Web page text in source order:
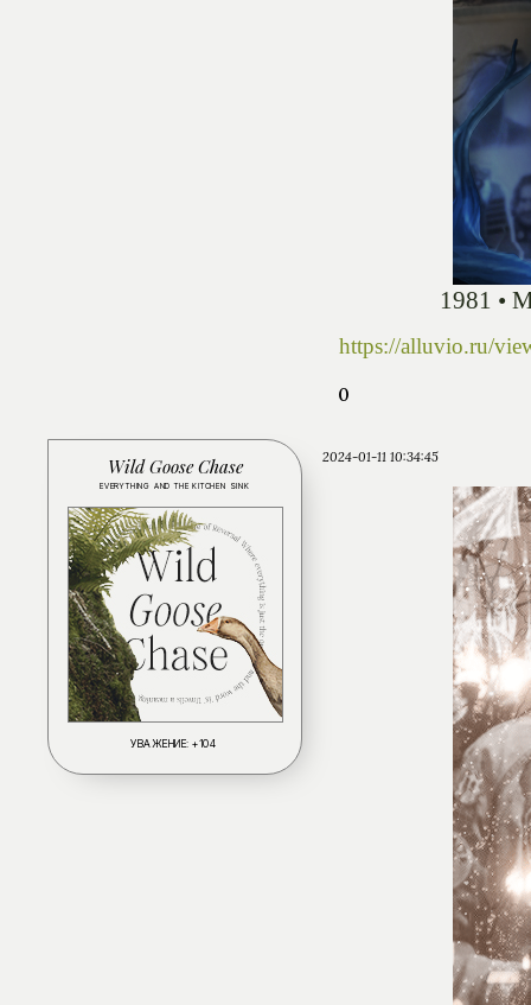
1981 •
https://alluvio.ru/
0
2024-01-11 10:34:45
Wild Goose Chase
EVERYTHING AND THE KITCHEN SINK
УВАЖЕНИЕ: +104